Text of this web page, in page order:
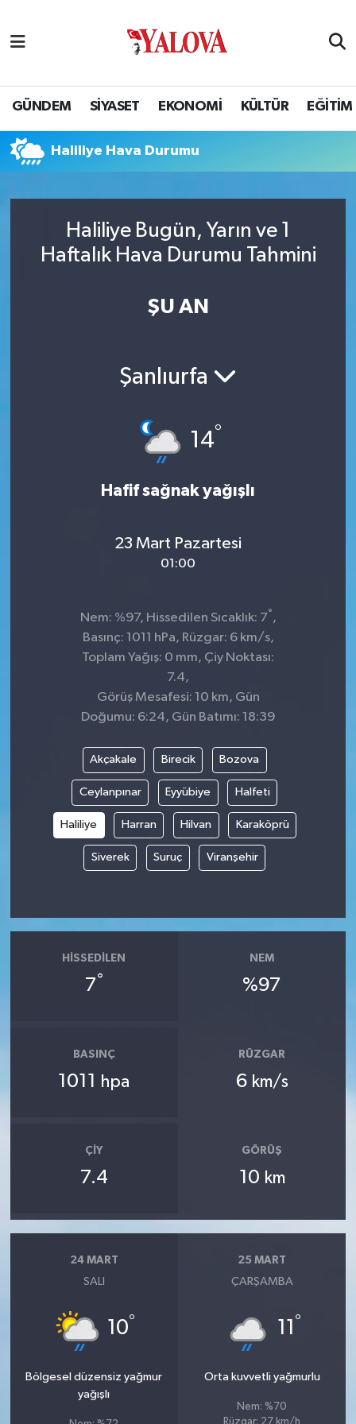
GÜNDEM SİYASET EKONOMİ KÜLTÜR EĞİTİM
Haliliye Hava Durumu
Haliliye Bugün, Yarın ve 1
Haftalık Hava Durumu Tahmini
ŞU AN
Şanlıurfa
14°
Hafif sağnak yağışlı
23 Mart Pazartesi
01:00
Nem: %97, Hissedilen Sıcaklık: 7° ,
Basınç: 1011 hPa, Rüzgar: 6 km/s,
Toplam Yağış: 0 mm, Çiy Noktası:
7.4,
Görüş Mesafesi: 10 km, Gün
Doğumu: 6:24, Gün Batımı: 18:39
Akçakale Birecik Bozova
Ceylanpınar Eyyübiye Halfeti
Haliliye Harran Hilvan Karaköprü
Siverek Suruç Viranşehir
HISSEDILEN
7°
NEM
%97
BASINÇ
1011 hpa
RÜZGAR
6 km/s
ÇIY
7.4
GÖRÜŞ
10 km
24 MART
SALI
10°
Bölgesel düzensiz yağmur
yağışlı
25 MART
ÇARŞAMBA
11 °
Orta kuvvetli yağmurlu
Nem: %70
SİYASET
EĞİTİM
BİLİM VE TEKNOLOJİ
Yalova Nöbetçi Eczaneler
Yalova Hava Durumu
Puan Durumu ve Fikstür
Tüm Manşetler
Son Dakika Haberleri